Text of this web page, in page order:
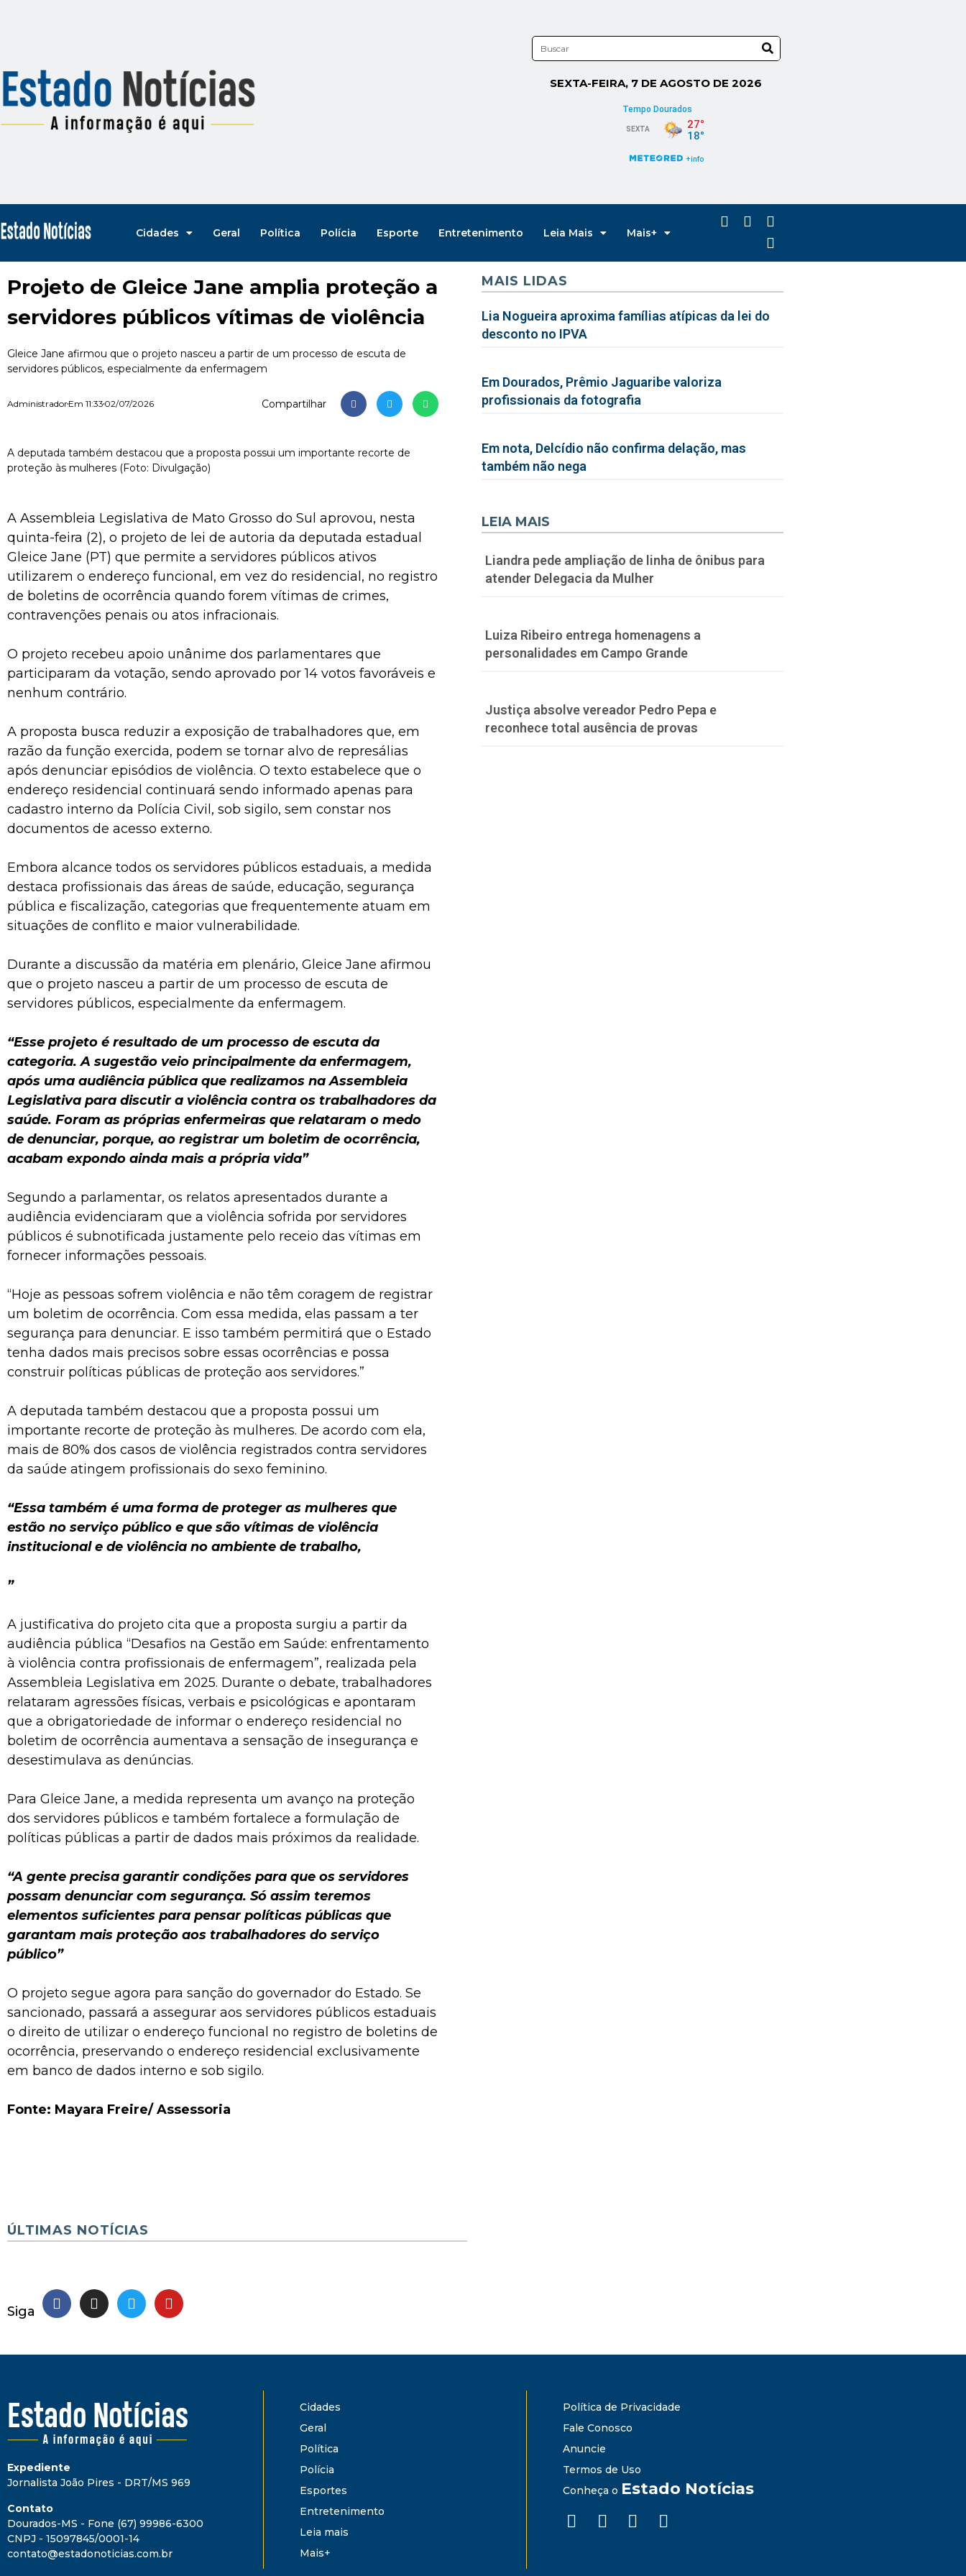
SEXTA-FEIRA, 7 DE AGOSTO DE 2026
Cidades Geral Política Polícia Esporte Entretenimento Leia Mais Mais+
Projeto de Gleice Jane amplia proteção a
servidores públicos vítimas de violência
Gleice Jane afirmou que o projeto nasceu a partir de um processo de escuta de
servidores públicos, especialmente da enfermagem
AdministradorEm 11:33 02/07/2026 Compartilhar
A deputada também destacou que a proposta possui um importante recorte de
proteção às mulheres (Foto: Divulgação)
A Assembleia Legislativa de Mato Grosso do Sul aprovou, nesta
quinta-feira (2), o projeto de lei de autoria da deputada estadual
Gleice Jane (PT) que permite a servidores públicos ativos
utilizarem o endereço funcional, em vez do residencial, no registro
de boletins de ocorrência quando forem vítimas de crimes,
contravenções penais ou atos infracionais.
O projeto recebeu apoio unânime dos parlamentares que
participaram da votação, sendo aprovado por 14 votos favoráveis e
nenhum contrário.
A proposta busca reduzir a exposição de trabalhadores que, em
razão da função exercida, podem se tornar alvo de represálias
após denunciar episódios de violência. O texto estabelece que o
endereço residencial continuará sendo informado apenas para
cadastro interno da Polícia Civil, sob sigilo, sem constar nos
documentos de acesso externo.
Embora alcance todos os servidores públicos estaduais, a medida
destaca profissionais das áreas de saúde, educação, segurança
pública e fiscalização, categorias que frequentemente atuam em
situações de conflito e maior vulnerabilidade.
Durante a discussão da matéria em plenário, Gleice Jane afirmou
que o projeto nasceu a partir de um processo de escuta de
servidores públicos, especialmente da enfermagem.
“Esse projeto é resultado de um processo de escuta da
categoria. A sugestão veio principalmente da enfermagem,
após uma audiência pública que realizamos na Assembleia
Legislativa para discutir a violência contra os trabalhadores da
saúde. Foram as próprias enfermeiras que relataram o medo
de denunciar, porque, ao registrar um boletim de ocorrência,
acabam expondo ainda mais a própria vida”
Segundo a parlamentar, os relatos apresentados durante a
audiência evidenciaram que a violência sofrida por servidores
públicos é subnotificada justamente pelo receio das vítimas em
fornecer informações pessoais.
“Hoje as pessoas sofrem violência e não têm coragem de registrar
um boletim de ocorrência. Com essa medida, elas passam a ter
segurança para denunciar. E isso também permitirá que o Estado
tenha dados mais precisos sobre essas ocorrências e possa
construir políticas públicas de proteção aos servidores.”
A deputada também destacou que a proposta possui um
importante recorte de proteção às mulheres. De acordo com ela,
mais de 80% dos casos de violência registrados contra servidores
da saúde atingem profissionais do sexo feminino.
“Essa também é uma forma de proteger as mulheres que
estão no serviço público e que são vítimas de violência
institucional e de violência no ambiente de trabalho,
”
A justificativa do projeto cita que a proposta surgiu a partir da
audiência pública “Desafios na Gestão em Saúde: enfrentamento
à violência contra profissionais de enfermagem”, realizada pela
Assembleia Legislativa em 2025. Durante o debate, trabalhadores
relataram agressões físicas, verbais e psicológicas e apontaram
que a obrigatoriedade de informar o endereço residencial no
boletim de ocorrência aumentava a sensação de insegurança e
desestimulava as denúncias.
Para Gleice Jane, a medida representa um avanço na proteção
dos servidores públicos e também fortalece a formulação de
políticas públicas a partir de dados mais próximos da realidade.
“A gente precisa garantir condições para que os servidores
possam denunciar com segurança. Só assim teremos
elementos suficientes para pensar políticas públicas que
garantam mais proteção aos trabalhadores do serviço
público”
O projeto segue agora para sanção do governador do Estado. Se
sancionado, passará a assegurar aos servidores públicos estaduais
o direito de utilizar o endereço funcional no registro de boletins de
ocorrência, preservando o endereço residencial exclusivamente
em banco de dados interno e sob sigilo.
Fonte: Mayara Freire/ Assessoria
MAIS LIDAS
Lia Nogueira aproxima famílias atípicas da lei do
desconto no IPVA
Em Dourados, Prêmio Jaguaribe valoriza
profissionais da fotografia
Em nota, Delcídio não confirma delação, mas
também não nega
LEIA MAIS
Liandra pede ampliação de linha de ônibus para
atender Delegacia da Mulher
Luiza Ribeiro entrega homenagens a
personalidades em Campo Grande
Justiça absolve vereador Pedro Pepa e
reconhece total ausência de provas
ÚLTIMAS NOTÍCIAS
Siga
Expediente
Jornalista João Pires - DRT/MS 969
Contato
Dourados-MS - Fone (67) 99986-6300
CNPJ - 15097845/0001-14
contato@estadonoticias.com.br
Cidades
Geral
Política
Polícia
Esportes
Entretenimento
Leia mais
Mais+
Política de Privacidade
Fale Conosco
Anuncie
Termos de Uso
Conheça o Estado Notícias